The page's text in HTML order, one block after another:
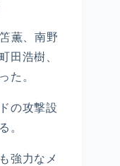
薫、南野
田浩樹、
た。
の攻撃設
。
強力なメ